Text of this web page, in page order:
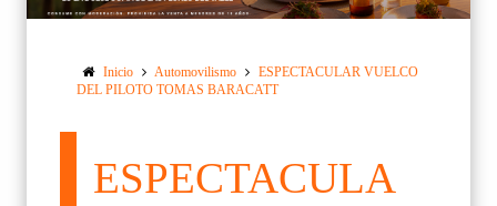
Inicio Automovilismo
ESPECTACULAR VUELCO
DEL PILOTO TOMAS BARACATT
ESPECTACULA